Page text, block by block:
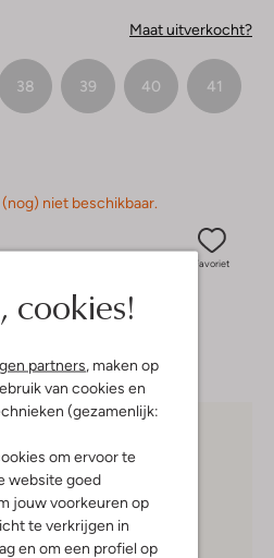
cookies!
partners, maken op
van cookies en
(gezamenlijk:
om ervoor te
website goed
jouw voorkeuren op
te verkrijgen in
en om een profiel op
Maat uitverkocht?
38 39 40 41
niet beschikbaar.
Favoriet
37 boutiques
30 dagen*